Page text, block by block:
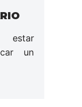
estar
un